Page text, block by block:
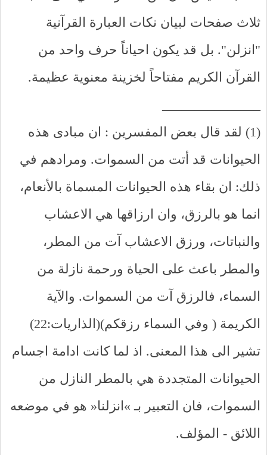
ثلاث صفحات لبيان نكات العبارة القرآنية
"انزلن". بل قد يكون احياناً حرف واحد من
القرآن الكريم مفتاحاً لخزينة معنوية عظيمة.
(1) لقد قال بعض المفسرين : ان مبادى هذه
الحيوانات قد أتت من السموات. ومرادهم في
ذلك: ان بقاء هذه الحيوانات المسماة بالأنعام،
انما هو بالرزق، وان ارزاقها هي الاعشاب
والنباتات، ورزق الاعشاب آت من المطر،
والمطر باعث على الحياة ورحمة نازلة من
السماء، فالرزق آت من السموات. والآية
الكريمة ( وفي السماء رزقكم)(الذاريات:22)
تشير الى هذا المعنى. اذ لما كانت ادامة اجسام
الحيوانات المتجددة هي بالمطر النازل من
السموات، فان التعبير بـ »انزلنا« هو في موضعه
اللائق - المؤلف.